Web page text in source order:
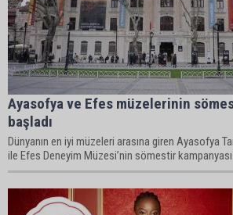
Ayasofya ve Efes müzelerinin
başladı
Dünyanın en iyi müzeleri arasına giren Ayasofya
ile Efes Deneyim Müzesi’nin sömestir kampanyası